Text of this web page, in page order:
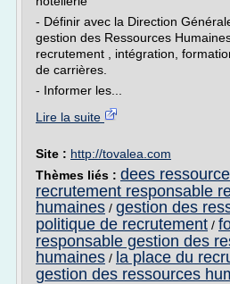
- Définir avec la Direction
gestion des Ressources
recrutement , intégration,
de carrières.
- Informer les...
Lire la suite
Site : http://tovalea.com
Thèmes liés : dees
recrutement responsable
humaines / gestion des
politique de recrutement /
responsable gestion des
humaines / la place du
gestion des ressources